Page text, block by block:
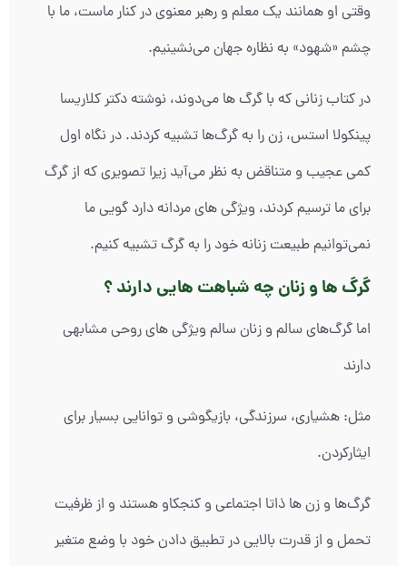
وقتی او همانند یک معلم و رهبر معنوی در کنار ماست، ما با
چشم «شهود» به نظاره جهان می‌نشینیم.
در کتاب زنانی که با گرگ ها می‌دوند، نوشته دکتر کلاریسا
پینکولا استس، زن را به گرگ‌ها تشبیه کردند. در نگاه اول
کمی عجیب و متناقض به نظر می‌آید زیرا تصویری که از گرگ
برای ما ترسیم کردند، ویژگی های مردانه دارد گویی ما
نمی‌توانیم طبیعت زنانه خود را به گرگ تشبیه کنیم.
گرگ ها و زنان چه شباهت هایی دارند ؟
اما گرگ‌های سالم و زنان سالم ویژگی های روحی مشابهی
دارند
مثل: هشیاری، سرزندگی، بازیگوشی و توانایی بسیار برای
ایثارکردن.
گرگ‌ها و زن ها ذاتا اجتماعی و کنجکاو هستند و از ظرفیت
تحمل و از قدرت بالایی در تطبیق دادن خود با وضع متغیر